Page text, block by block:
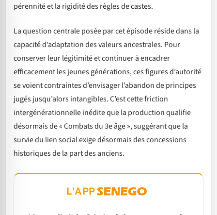
pérennité et la rigidité des règles de castes.
La question centrale posée par cet épisode réside dans la
capacité d’adaptation des valeurs ancestrales. Pour
conserver leur légitimité et continuer à encadrer
efficacement les jeunes générations, ces figures d’autorité
se voient contraintes d’envisager l’abandon de principes
jugés jusqu’alors intangibles. C’est cette friction
intergénérationnelle inédite que la production qualifie
désormais de « Combats du 3e âge », suggérant que la
survie du lien social exige désormais des concessions
historiques de la part des anciens.
L'APP